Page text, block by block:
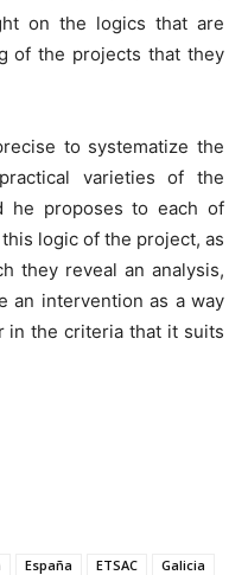
on the logics that are
of the projects that they
to systematize the
varieties of the
he proposes to each of
logic of the project, as
they reveal an analysis,
an intervention as a way
in the criteria that it suits
España ETSAC Galicia